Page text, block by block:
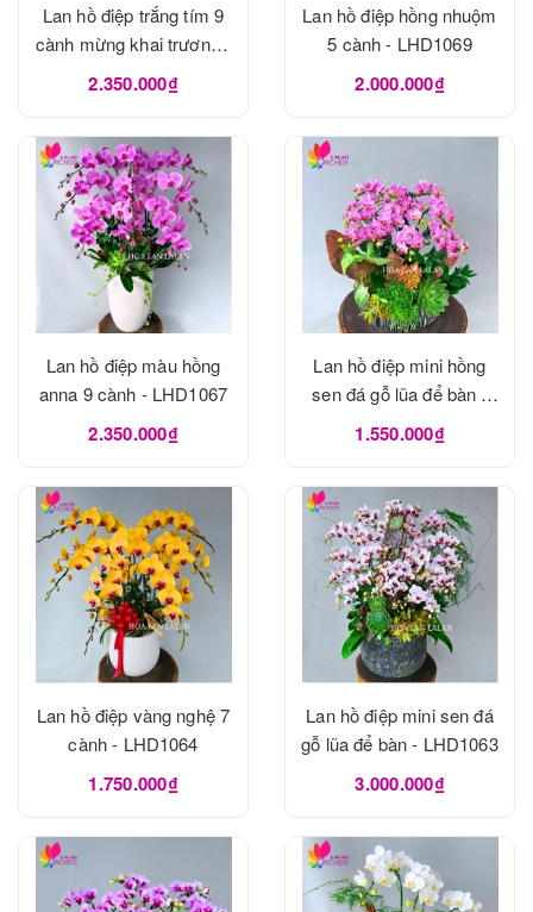
Lan hồ điệp trắng tím 9
cành mừng khai trương -
LHD1070
2.350.000₫
Lan hồ điệp hồng nhuộm
5 cành - LHD1069
2.000.000₫
Lan hồ điệp màu hồng
anna 9 cành - LHD1067
2.350.000₫
Lan hồ điệp mini hồng
sen đá gỗ lũa để bàn -
LHD1065
1.550.000₫
Lan hồ điệp vàng nghệ 7
cành - LHD1064
1.750.000₫
Lan hồ điệp mini sen đá
gỗ lũa để bàn - LHD1063
3.000.000₫